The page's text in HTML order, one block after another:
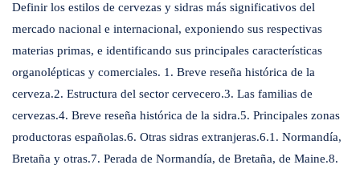
Definir los estilos de cervezas y sidras más significativos del
mercado nacional e internacional, exponiendo sus respectivas
materias primas, e identificando sus principales características
organolépticas y comerciales. 1. Breve reseña histórica de la
cerveza.2. Estructura del sector cervecero.3. Las familias de
cervezas.4. Breve reseña histórica de la sidra.5. Principales zonas
productoras españolas.6. Otras sidras extranjeras.6.1. Normandía,
Bretaña y otras.7. Perada de Normandía, de Bretaña, de Maine.8.